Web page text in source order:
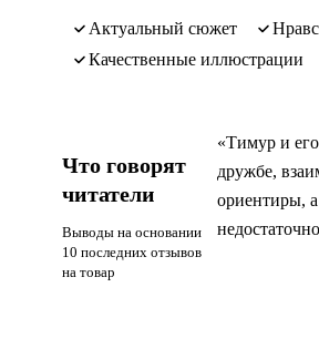
актуальный сюжет
качественные иллюстрации
Что говорят
читатели
Выводы на основании
10 последних отзывов
на товар
«Тимур и
дружбе,
ориентиры,